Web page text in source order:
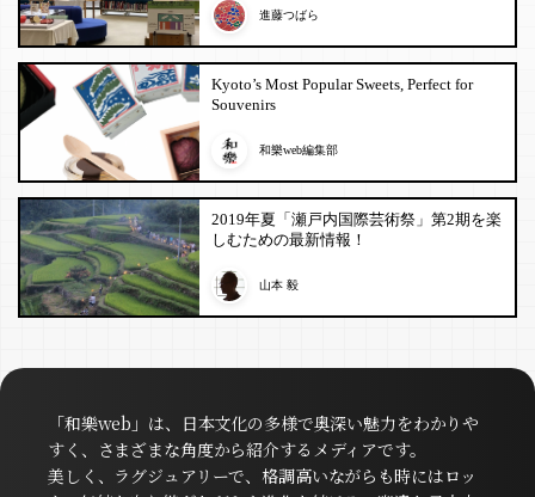
進藤つばら
Kyoto’s Most Popular Sweets, Perfect for
Souvenirs
和樂web編集部
2019年夏「瀬戸内国際芸術祭」第2期を楽
しむための最新情報！
山本 毅
「和樂web」は、日本文化の多様で奥深い魅力をわかりや
すく、さまざまな角度から紹介するメディアです。
美しく、ラグジュアリーで、格調高いながらも時にはロッ